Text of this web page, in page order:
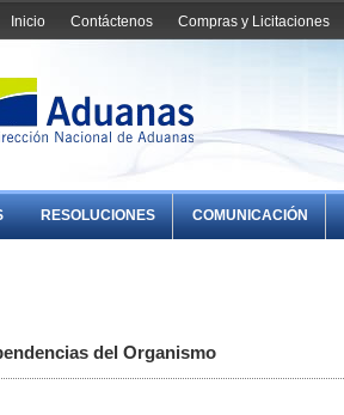
Compras y Licitaciones
Contáctenos
Inicio
RESOLUCIONES COMUNICACIÓN
del Organismo